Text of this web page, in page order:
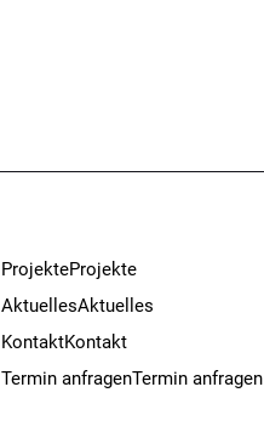
ProjekteProjekte
AktuellesAktuelles
KontaktKontakt
Termin anfragenTermin anfragen